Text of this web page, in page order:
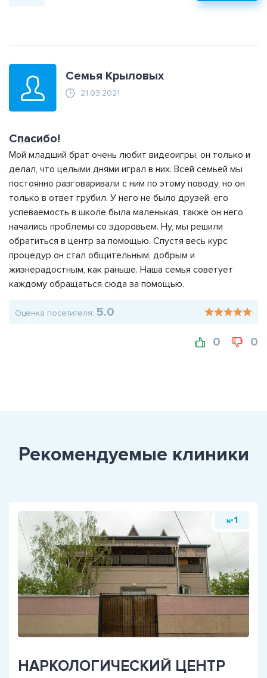
Семья Крыловых
21.03.2021
Спасибо!
Мой младший брат очень любит видеоигры, он только и
делал, что целыми днями играл в них. Всей семьей мы
постоянно разговаривали с ним по этому поводу, но он
только в ответ грубил. У него не было друзей, его
успеваемость в школе была маленькая, также он него
начались проблемы со здоровьем. Ну, мы решили
обратиться в центр за помощью. Спустя весь курс
процедур он стал общительным, добрым и
жизнерадостным, как раньше. Наша семья советует
каждому обращаться сюда за помощью.
Оценка посетителя: 5.0
0 0
Рекомендуемые клиники
№ 1
НАРКОЛОГИЧЕСКИЙ ЦЕНТР